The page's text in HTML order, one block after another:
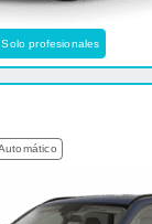
Solo profesionales